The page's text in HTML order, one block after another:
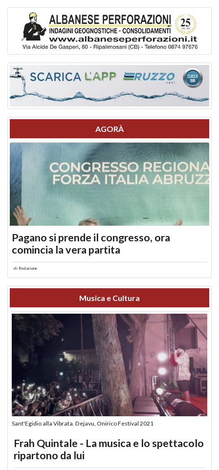
AGORÀ
Pagano si prende il congresso, ora
comincia la vera partita
di Redazione
Musica e Cultura
Sant'Egidio alla Vibrata. Dejavu, Onirico Festival 2021
Frah Quintale - La musica e lo spettacolo
ripartono da lui